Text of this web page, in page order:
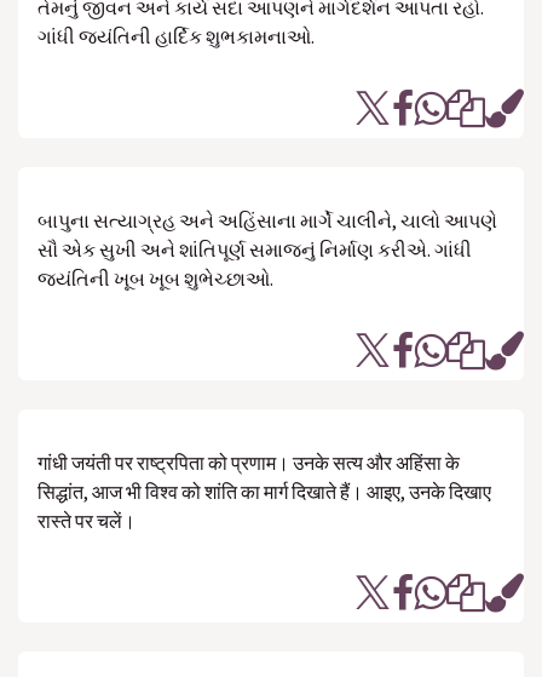
તેમનું જીવન અને કાર્ય સદા આપણને માર્ગદર્શન આપતા રહો.
ગાંધી જયંતિની હાર્દિક શુભકામનાઓ.
બાપુના સત્યાગ્રહ અને અહિંસાના માર્ગે ચાલીને, ચાલો આપણે
સૌ એક સુખી અને શાંતિપૂર્ણ સમાજનું નિર્માણ કરીએ. ગાંધી
જયંતિની ખૂબ ખૂબ શુભેચ્છાઓ.
गांधी जयंती पर राष्ट्रपिता को प्रणाम। उनके सत्य और अहिंसा के
सिद्धांत, आज भी विश्व को शांति का मार्ग दिखाते हैं। आइए, उनके दिखाए
रास्ते पर चलें।